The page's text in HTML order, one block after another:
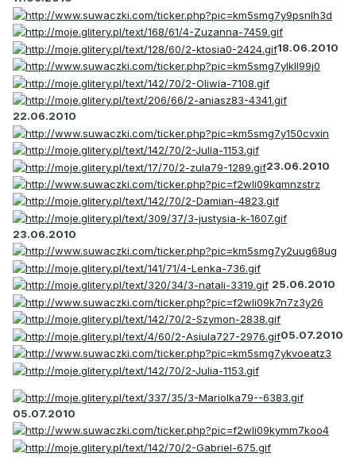
18.06.2010
22.06.2010
23.06.2010
23.06.2010
25.06.2010
05.07.2010
05.07.2010